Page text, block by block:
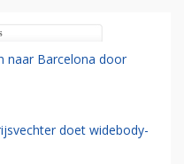
naar Barcelona door
doet widebody-